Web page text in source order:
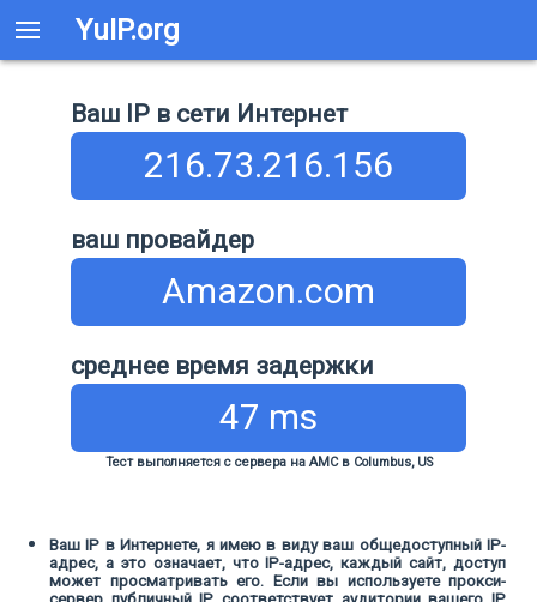
YuIP.org
Ваш IP в сети Интернет
216.73.216.156
ваш провайдер
Amazon.com
среднее время задержки
47 ms
Тест выполняется с сервера на АМС в Columbus, US
Ваш IP в Интернете, я имею в виду ваш общедоступный IP-
адрес, а это означает, что IP-адрес, каждый сайт, доступ
может просматривать его. Если вы используете прокси-